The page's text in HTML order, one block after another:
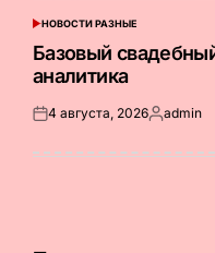
ОПУБЛИКОВАНО
В
НОВОСТИ РАЗНЫЕ
Базовый
аналитика
Опубликовано
4 августа, 2026Запись
admin